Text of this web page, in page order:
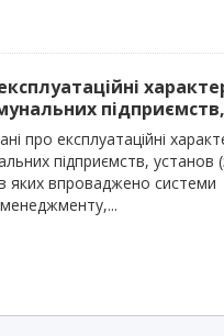
про експлуатаційні
підприємств, установ
в яких впроваджено системи